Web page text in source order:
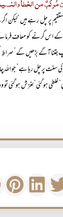
مُرکّبٌ من الخطأ
چل رہے ہیں ‘لیکن اگر
اس گرنے کو معاف فرمائے
جتنا آگے بڑھیں گے‘
چل رہا ہے‘ جو اللہ
غلطی ہو گئی‘ لغزش